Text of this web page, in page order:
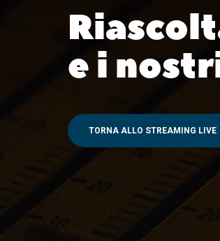
e i
TORNA ALLO STREAMING LIVE